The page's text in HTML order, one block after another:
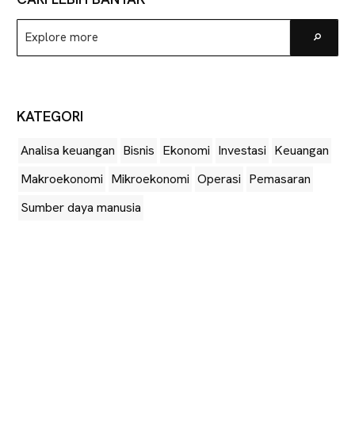
Explore
more
KATEGORI
Analisa keuangan Bisnis Ekonomi Investasi Keuangan
Makroekonomi Mikroekonomi Operasi Pemasaran
Sumber daya manusia